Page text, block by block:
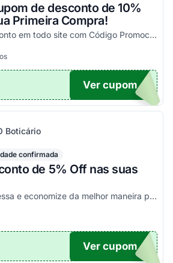
de desconto de 10%
Primeira Compra!
Ganhe 10% de desconto em todo site com Código Promocional Karsten. Válido apenas 1 utilização por CPF. Só aqui no Agora Cupom você economiza tanto!
OM10
Ver cupom
Boticário
confirmada
de 5% Off nas suas
Não fique de fora dessa e economize da melhor maneira possível! Válido somente nessa seleção!
EIRA
Ver cupom